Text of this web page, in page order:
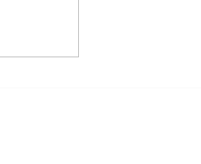
a survécu en dessinant le